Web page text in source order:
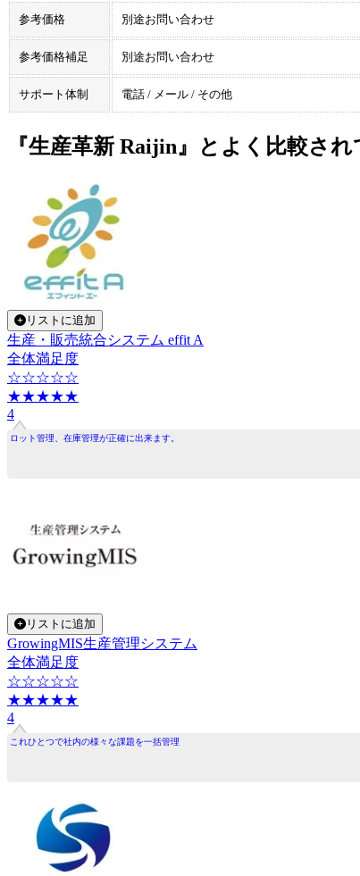
参考価格 別途お問い合わせ
参考価格補足 別途お問い合わせ
サポート体制 電話 / メール / その他
『生産革新 Raijin』とよく比較さ
リストに追加
生産・販売統合システム effit A
全体満足度
☆☆☆☆☆
★★★★★
4
ロット管理、在庫管理が正確に出来ます。
リストに追加
GrowingMIS生産管理システム
全体満足度
☆☆☆☆☆
★★★★★
4
これひとつで社内の様々な課題を一括管理